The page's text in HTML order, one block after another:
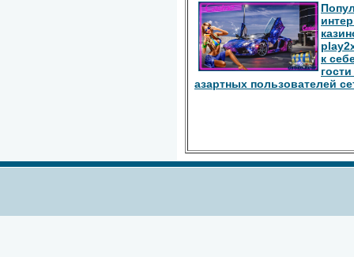
к
азартных пользователей